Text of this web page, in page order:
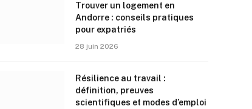
Trouver un logement en
Andorre : conseils pratiques
pour expatriés
28 juin 2026
Résilience au travail :
définition, preuves
scientifiques et modes d’emploi